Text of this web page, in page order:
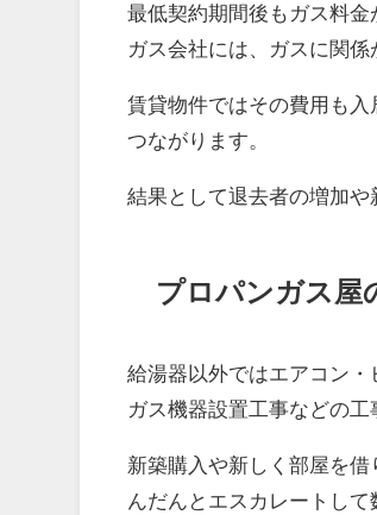
最低契約期間後もガス料金
ガス会社には、ガスに関
賃貸物件ではその費用も
つながります。
結果として退去者の増加や
プロパンガス屋
給湯器以外ではエアコン
ガス機器設置工事などの工
新築購入や新しく部屋を
んだんとエスカレートし